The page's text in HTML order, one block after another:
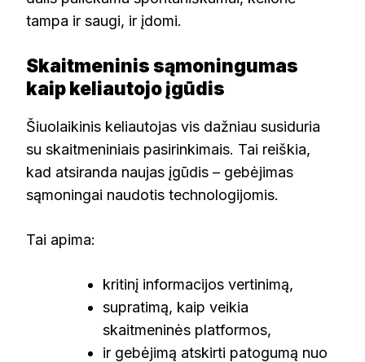
tampa ir saugi, ir įdomi.
Skaitmeninis sąmoningumas
kaip keliautojo įgūdis
Šiuolaikinis keliautojas vis dažniau susiduria
su skaitmeniniais pasirinkimais. Tai reiškia,
kad atsiranda naujas įgūdis – gebėjimas
sąmoningai naudotis technologijomis.
Tai apima:
kritinį informacijos vertinimą,
supratimą, kaip veikia
skaitmeninės platformos,
ir gebėjimą atskirti patogumą nuo